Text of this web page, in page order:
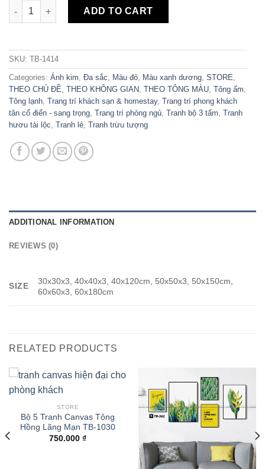
Bộ 3 Tranh Canvas Vuông Sơn Thủy Trừu Tượng TB-1414
ADD TO CART
SKU: TB-1414
Categories: Ánh kim, Đa sắc, Màu đỏ, Màu xanh dương, STORE,
THEO CHỦ ĐỀ, THEO KHÔNG GIAN, THEO TÔNG MÀU, Tông ấm,
Tông lạnh, Trang trí khách sạn & homestay, Trang trí phong khách
tân cổ điển - sang trọng, Trang trí phòng ngủ, Tranh bộ 3 tấm, Tranh
hươu tài lộc, Tranh lẻ, Tranh trừu tượng
ADDITIONAL INFORMATION
REVIEWS (0)
SIZE
30x30x3, 40x40x3, 40x120cm, 50x50x3, 50x150cm,
60x60x3, 60x180cm
RELATED PRODUCTS
STORE
Bộ 5 Tranh Canvas Tông
Hồng Lãng Mạn TB-1030
750.000 ₫